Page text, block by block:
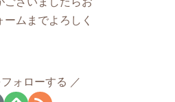
ムまでよろしく
ォローする